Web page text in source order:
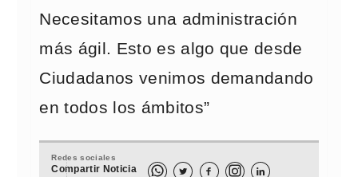
Necesitamos una administración
más ágil. Esto es algo que desde
Ciudadanos venimos demandando
en todos los ámbitos”
Redes sociales
Compartir Noticia   